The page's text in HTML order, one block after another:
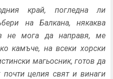
край, погледна ли
на Балкана, някаква
не мога да направя, ме
камъче, на всеки хорски
магьосник, готов да
целия свят и винаги